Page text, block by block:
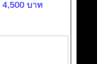
4,500 บาท